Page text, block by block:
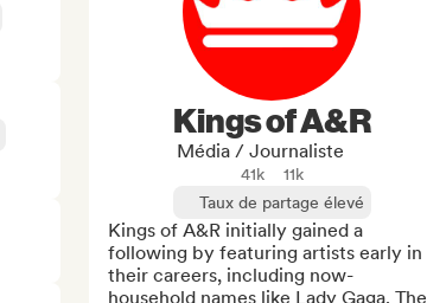
Kings of A&R
Média / Journaliste
41k
11k
Taux de partage élevé
Kings of A&R initially gained a
following by featuring artists early in
their careers, including now-
household names like Lady Gaga. The